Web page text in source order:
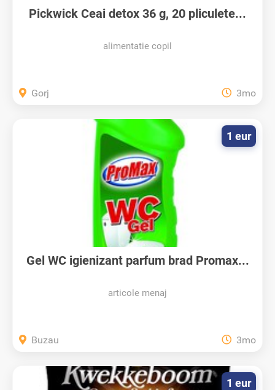
Pickwick Ceai detox 36 g, 20 pliculete...
alimentatie copil
Gorj 3mo
Gel WC igienizant parfum brad Promax...
articole menaj
1 eur
Buzau 3mo
1 eur